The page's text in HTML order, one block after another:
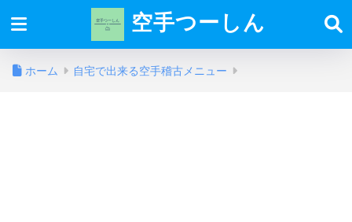
空手つーしん
ホーム 自宅で出来る空手稽古メニュー